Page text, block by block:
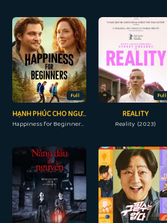
Full
HẠNH PHÚC CHO NGƯỜI MỚI BẮT ĐẦU
Happiness for Beginners (2023)
Full
REALITY
Reality (2023)